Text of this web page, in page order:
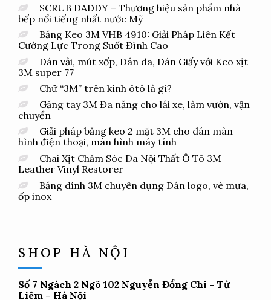
SCRUB DADDY – Thương hiệu sản phẩm nhà
bếp nổi tiếng nhất nước Mỹ
Băng Keo 3M VHB 4910: Giải Pháp Liên Kết
Cường Lực Trong Suốt Đỉnh Cao
Dán vải, mút xốp, Dán da, Dán Giấy với Keo xịt
3M super 77
Chữ “3M” trên kính ôtô là gì?
Găng tay 3M Đa năng cho lái xe, làm vườn, vận
chuyển
Giải pháp băng keo 2 mặt 3M cho dán màn
hình điện thoại, màn hình máy tính
Chai Xịt Chăm Sóc Da Nội Thất Ô Tô 3M
Leather Vinyl Restorer
Băng dính 3M chuyên dụng Dán logo, vè mưa,
ốp inox
SHOP HÀ NỘI
Số 7 Ngách 2 Ngõ 102 Nguyễn Đổng Chi - Từ
Liêm – Hà Nội